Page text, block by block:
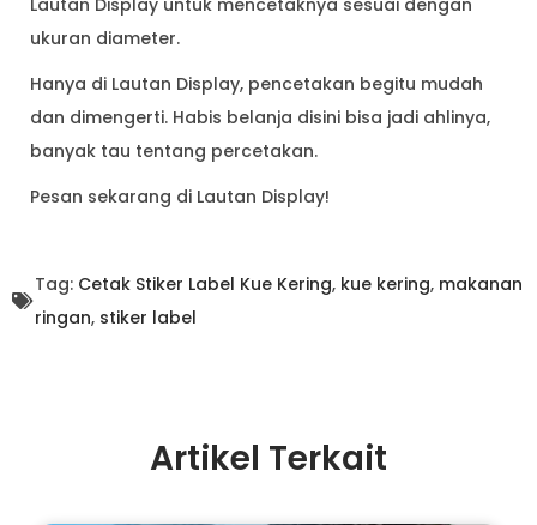
Lautan Display untuk mencetaknya sesuai dengan
ukuran diameter.
Hanya di Lautan Display, pencetakan begitu mudah
dan dimengerti. Habis belanja disini bisa jadi ahlinya,
banyak tau tentang percetakan.
Pesan sekarang di Lautan Display!
Tag: Cetak Stiker Label Kue Kering, kue kering, makanan
ringan, stiker label
Artikel Terkait